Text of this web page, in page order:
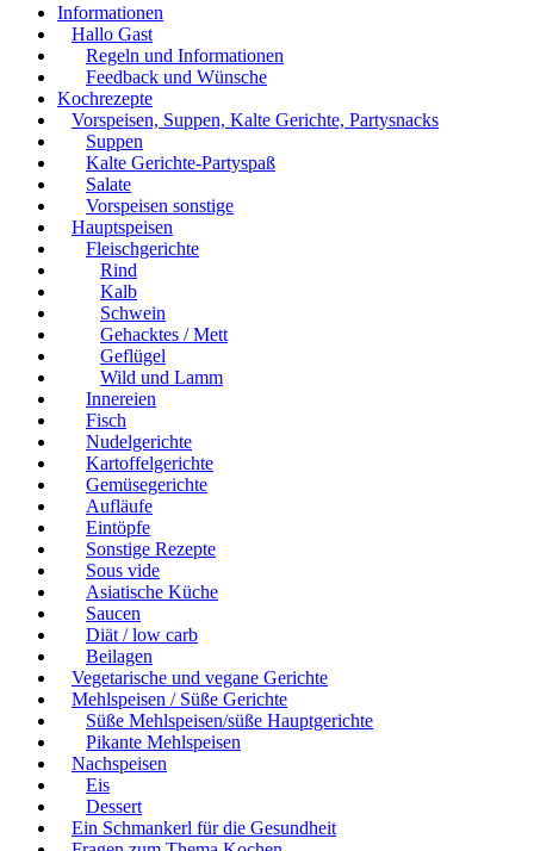
Informationen
Hallo Gast
Regeln und Informationen
Feedback und Wünsche
Kochrezepte
Vorspeisen, Suppen, Kalte Gerichte, Partysnacks
Suppen
Kalte Gerichte-Partyspaß
Salate
Vorspeisen sonstige
Hauptspeisen
Fleischgerichte
Rind
Kalb
Schwein
Gehacktes / Mett
Geflügel
Wild und Lamm
Innereien
Fisch
Nudelgerichte
Kartoffelgerichte
Gemüsegerichte
Aufläufe
Eintöpfe
Sonstige Rezepte
Sous vide
Asiatische Küche
Saucen
Diät / low carb
Beilagen
Vegetarische und vegane Gerichte
Mehlspeisen / Süße Gerichte
Süße Mehlspeisen/süße Hauptgerichte
Pikante Mehlspeisen
Nachspeisen
Eis
Dessert
Ein Schmankerl für die Gesundheit